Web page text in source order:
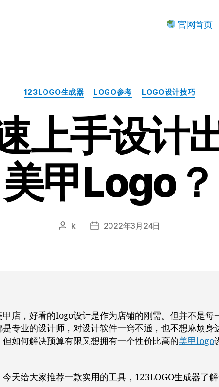
官网首页
分
类
123LOGO生成器 LOGO参考 LOGO设计技巧
上手设计
美甲Logo？
文 k
发 2022年3月24日
甲店，好看的logo设计是作为店铺的刚需。但并不是每
是专业的设计师，对设计软件一窍不通，也不想麻烦身
但如何解决预算有限又想拥有一个性价比高的美甲logo
今天给大家推荐一款实用的工具，123LOGO生成器了